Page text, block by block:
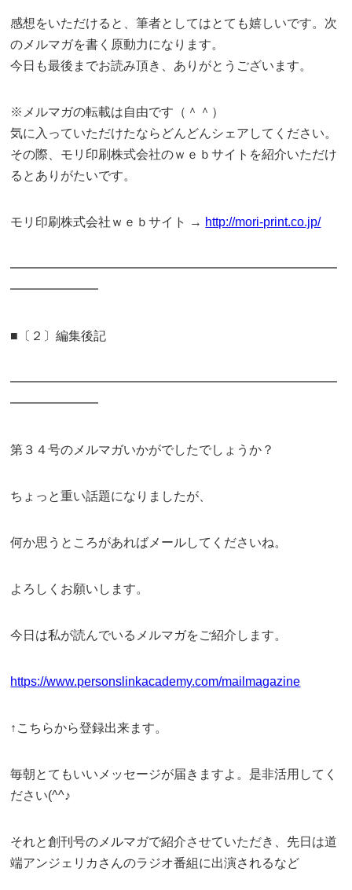
感想をいただけると、筆者としてはとても嬉しいです。次
のメルマガを書く原動力になります。
今日も最後までお読み頂き、ありがとうございます。
※メルマガの転載は自由です（＾＾）
気に入っていただけたならどんどんシェアしてください。
その際、モリ印刷株式会社のｗｅｂサイトを紹介いただけ
るとありがたいです。
モリ印刷株式会社ｗｅｂサイト → http://mori-print.co.jp/
━━━━━━━━━━━━━━━━━━━━━━━━━━
━━━━━━━
■〔２〕編集後記
━━━━━━━━━━━━━━━━━━━━━━━━━━
━━━━━━━
第３４号のメルマガいかがでしたでしょうか？
ちょっと重い話題になりましたが、
何か思うところがあればメールしてくださいね。
よろしくお願いします。
今日は私が読んでいるメルマガをご紹介します。
https://www.personslinkacademy.com/mailmagazine
↑こちらから登録出来ます。
毎朝とてもいいメッセージが届きますよ。是非活用してく
ださい(^^♪
それと創刊号のメルマガで紹介させていただき、先日は道
端アンジェリカさんのラジオ番組に出演されるなど